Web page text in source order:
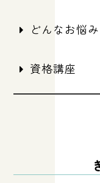
どんなお悩
資格講座